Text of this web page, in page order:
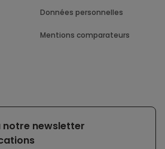
Données personnelles
Mentions comparateurs
newsletter